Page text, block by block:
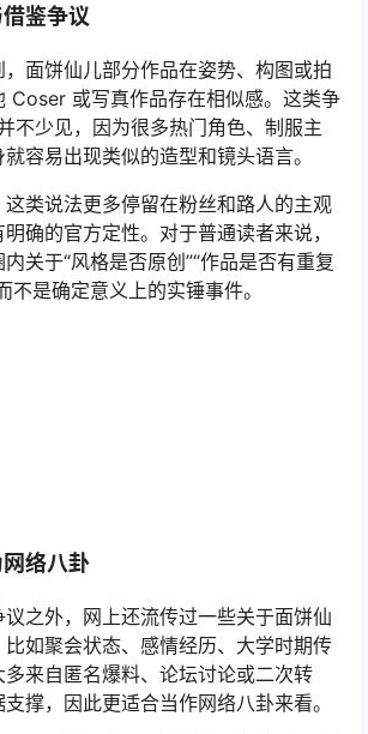
鉴争议
面饼仙儿部分作品在姿势、构图或拍
Coser 或写真作品存在相似感。这类争
不少见，因为很多热门角色、制服主
容易出现类似的造型和镜头语言。
类说法更多停留在粉丝和路人的主观
确的官方定性。对于普通读者来说，
关于“风格是否原创”“作品是否有重复
不是确定意义上的实锤事件。
络八卦
之外，网上还流传过一些关于面饼仙
比如聚会状态、感情经历、大学时期传
来自匿名爆料、论坛讨论或二次转
撑，因此更适合当作网络八卦来看。